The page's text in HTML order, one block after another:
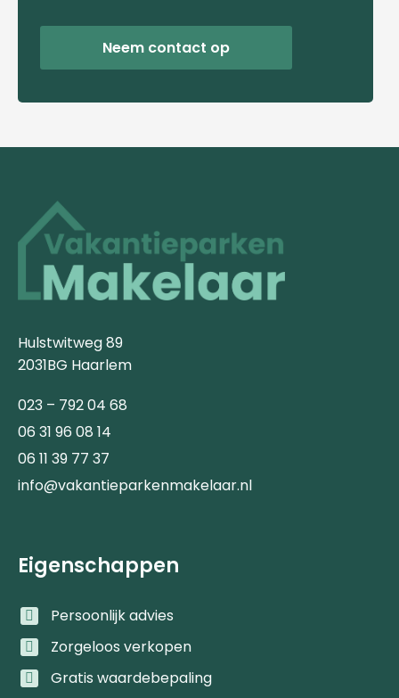
Neem contact op
Hulstwitweg 89
2031BG Haarlem
023 – 792 04 68
06 31 96 08 14
06 11 39 77 37
info@vakantieparkenmakelaar.nl
Eigenschappen
Persoonlijk advies
Zorgeloos verkopen
Gratis waardebepaling